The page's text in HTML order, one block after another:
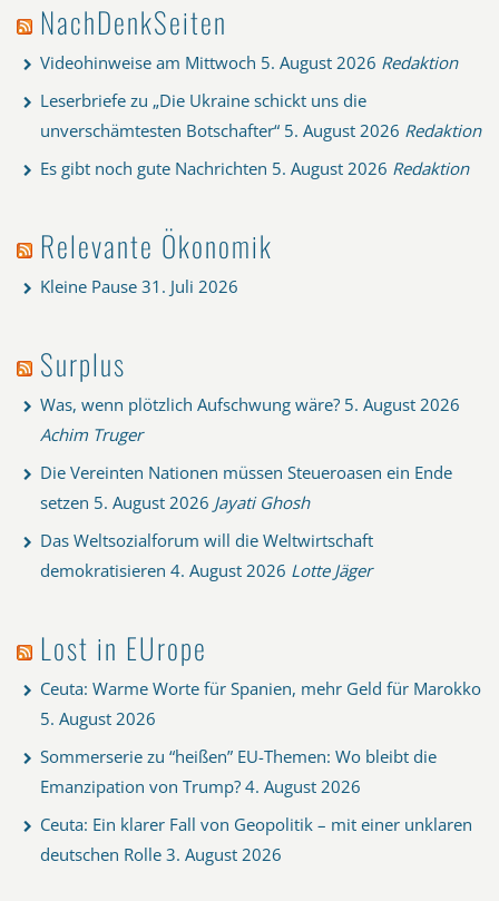
NachDenkSeiten
Videohinweise am Mittwoch 5. August 2026 Redaktion
Leserbriefe zu „Die Ukraine schickt uns die
unverschämtesten Botschafter“ 5. August 2026 Redaktion
Es gibt noch gute Nachrichten 5. August 2026 Redaktion
Relevante Ökonomik
Kleine Pause 31. Juli 2026
Surplus
Was, wenn plötzlich Aufschwung wäre? 5. August 2026
Achim Truger
Die Vereinten Nationen müssen Steueroasen ein Ende
setzen 5. August 2026 Jayati Ghosh
Das Weltsozialforum will die Weltwirtschaft
demokratisieren 4. August 2026 Lotte Jäger
Lost in EUrope
Ceuta: Warme Worte für Spanien, mehr Geld für Marokko
5. August 2026
Sommerserie zu “heißen” EU-Themen: Wo bleibt die
Emanzipation von Trump? 4. August 2026
Ceuta: Ein klarer Fall von Geopolitik – mit einer unklaren
deutschen Rolle 3. August 2026